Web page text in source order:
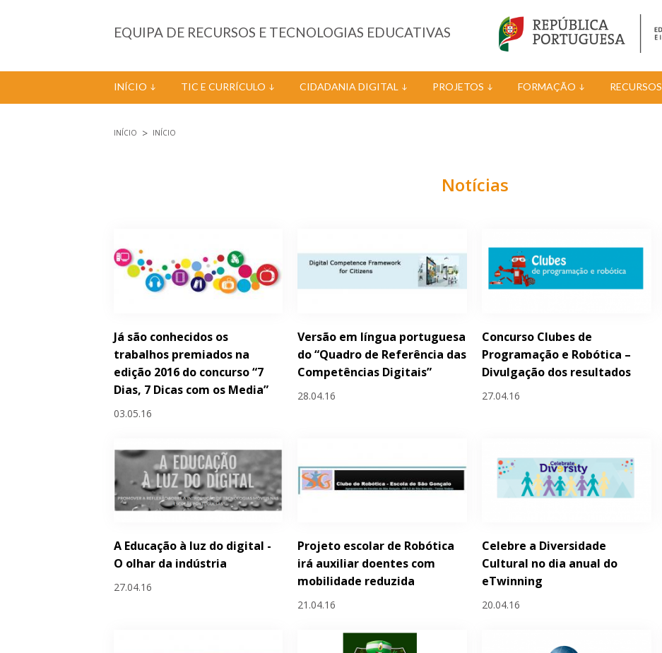
EQUIPA DE RECURSOS E TECNOLOGIAS EDUCATIVAS
INÍCIO TIC E CURRÍCULO CIDADANIA DIGITAL PROJETOS FORMAÇÃO RECURSOS
INÍCIO INÍCIO
Notícias
Já são conhecidos os
trabalhos premiados na
edição 2016 do concurso “7
Dias, 7 Dicas com os Media”
03.05.16
Versão em língua portuguesa
do “Quadro de Referência das
Competências Digitais”
28.04.16
Concurso Clubes de
Programação e Robótica –
Divulgação dos resultados
27.04.16
A Educação à luz do digital -
O olhar da indústria
27.04.16
Projeto escolar de Robótica
irá auxiliar doentes com
mobilidade reduzida
21.04.16
Celebre a Diversidade
Cultural no dia anual do
eTwinning
20.04.16
Páginas